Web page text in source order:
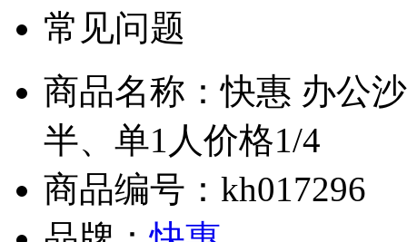
常见问题
商品名称：快惠 办公
半、单1人价格1/4
商品编号：kh017296